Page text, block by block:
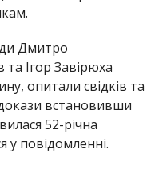
Дмитро
та Ігор Завірюха
опитали свідків та
докази встановивши
52-річна
у повідомленні.